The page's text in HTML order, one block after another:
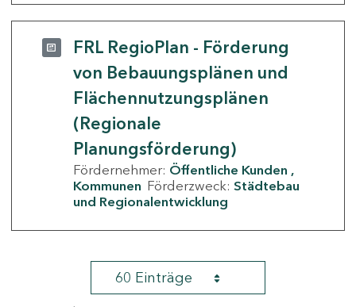
FRL RegioPlan - Förderung
von Bebauungsplänen und
Flächennutzungsplänen
(Regionale
Planungsförderung)
Fördernehmer: Öffentliche Kunden
Kommunen Förderzweck: Städtebau
und Regionalentwicklung
60 Einträge